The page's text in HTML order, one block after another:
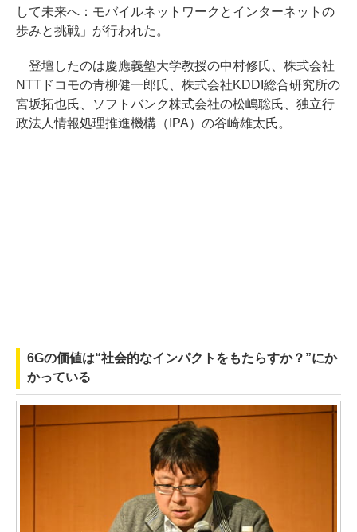
して未来へ：モバイルネットワークとインターネットの
歩みと挑戦」が行われた。
登壇したのは慶應義塾大学教授の中村修氏、株式会社
NTTドコモの青柳健一郎氏、株式会社KDDI総合研究所の
宮坂拓也氏、ソフトバンク株式会社の松嶋聡氏、独立行
政法人情報処理推進機構（IPA）の谷崎雄太氏。
6Gの価値は“社会的なインパクトをもたらすか？”にか
かっている